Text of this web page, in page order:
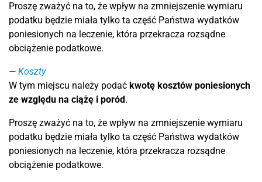
Proszę zważyć na to, że wpływ na zmniejszenie wymiaru
podatku będzie miała tylko ta część Państwa wydatków
poniesionych na leczenie, która przekracza rozsądne
obciążenie podatkowe.
Koszty
W tym miejscu należy podać kwotę kosztów poniesionych
ze względu na ciążę i poród.
Proszę zważyć na to, że wpływ na zmniejszenie wymiaru
podatku będzie miała tylko ta część Państwa wydatków
poniesionych na leczenie, która przekracza rozsądne
obciążenie podatkowe.